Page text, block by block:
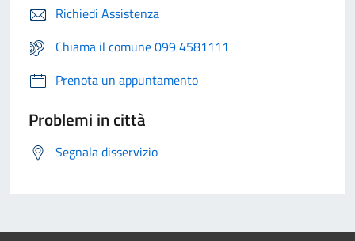
Richiedi Assistenza
Chiama il comune 099 4581111
Prenota un appuntamento
Problemi in città
Segnala disservizio